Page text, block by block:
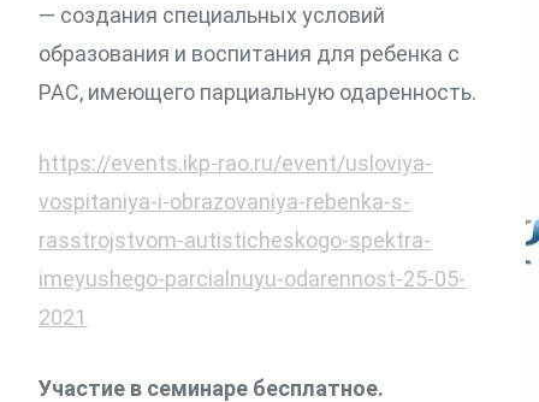
— создания специальных условий
образования и воспитания для ребенка с
РАС, имеющего парциальную одаренность.
https://events.ikp-rao.ru/event/usloviya-
vospitaniya-i-obrazovaniya-rebenka-s-
rasstrojstvom-autisticheskogo-spektra-
imeyushego-parcialnuyu-odarennost-25-05-
2021
Участие в семинаре бесплатное.